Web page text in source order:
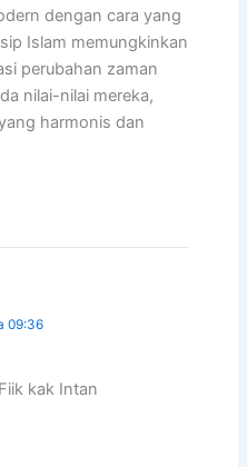
dengan cara yang
Islam memungkinkan
perubahan zaman
nilai-nilai mereka,
harmonis dan
09:36
kak Intan